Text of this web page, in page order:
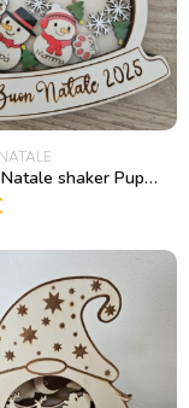
Pallina di Natale shaker Pupazzi di neve